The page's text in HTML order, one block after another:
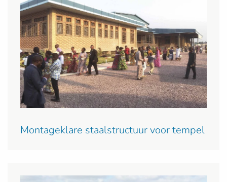
Montageklare staalstructuur voor tempel